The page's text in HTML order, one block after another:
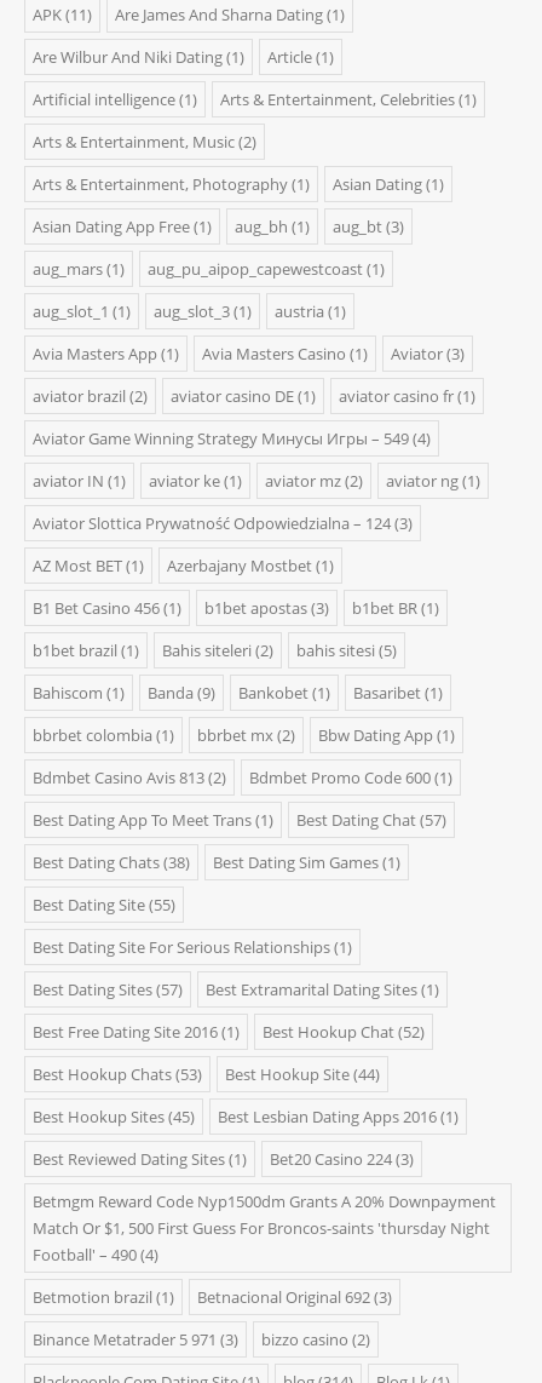
APK(11) Are James And Sharna Dating(1)
Are Wilbur And Niki Dating(1) Article(1)
Artificial intelligence(1) Arts & Entertainment, Celebrities(1)
Arts & Entertainment, Music(2)
Arts & Entertainment, Photography(1) Asian Dating(1)
Asian Dating App Free(1) aug_bh (1) aug_bt(3)
aug_mars(1) aug_pu_aipop_capewestcoast(1)
aug_slot_1 (1) aug_slot_3(1) austria (1)
Avia Masters App(1) Avia Masters Casino (1) Aviator(3)
aviator brazil (2) aviator casino DE(1) aviator casino fr(1)
Aviator Game Winning Strategy Минусы Игры – 549(4)
aviator IN (1) aviator ke(1) aviator mz(2) aviator ng(1)
Aviator Slottica Prywatność Odpowiedzialna – 124(3)
AZ Most BET(1) Azerbajany Mostbet(1)
B1 Bet Casino 456(1) b1bet apostas(3) b1bet BR(1)
b1bet brazil (1) Bahis siteleri (2) bahis sitesi (5)
Bahiscom (1) Banda (9) Bankobet(1) Basaribet(1)
bbrbet colombia (1) bbrbet mx(2) Bbw Dating App(1)
Bdmbet Casino Avis 813(2) Bdmbet Promo Code 600(1)
Best Dating App To Meet Trans(1) Best Dating Chat(57)
Best Dating Chats(38) Best Dating Sim Games(1)
Best Dating Site(55)
Best Dating Site For Serious Relationships(1)
Best Dating Sites(57) Best Extramarital Dating Sites(1)
Best Free Dating Site 2016(1) Best Hookup Chat(52)
Best Hookup Chats(53) Best Hookup Site(44)
Best Hookup Sites(45) Best Lesbian Dating Apps 2016(1)
Best Reviewed Dating Sites(1) Bet20 Casino 224(3)
Betmgm Reward Code Nyp1500dm Grants A 20% Downpayment
Match Or $1, 500 First Guess For Broncos-saints 'thursday Night
Football' – 490(4)
Betmotion brazil (1) Betnacional Original 692(3)
Binance Metatrader 5 971 (3) bizzo casino (2)